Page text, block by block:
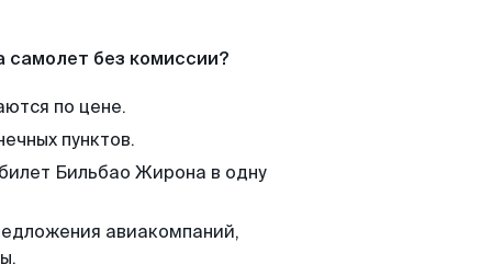
самолет без комиссии?
по цене.
пунктов.
Бильбао Жирона в одну
авиакомпаний,